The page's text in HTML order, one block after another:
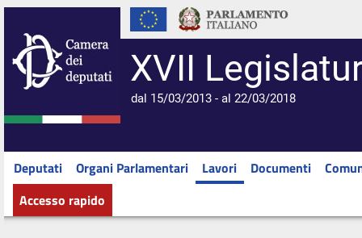
XVII
dal 15/03/2013 - al 22/03/2018
Deputati Organi Parlamentari Lavori Documenti
Accesso rapido